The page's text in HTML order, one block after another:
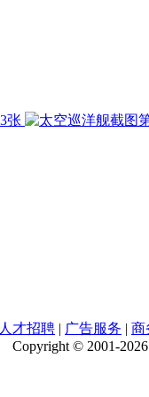
人才招聘 | 广告服务 | 商
Copyright © 2001-